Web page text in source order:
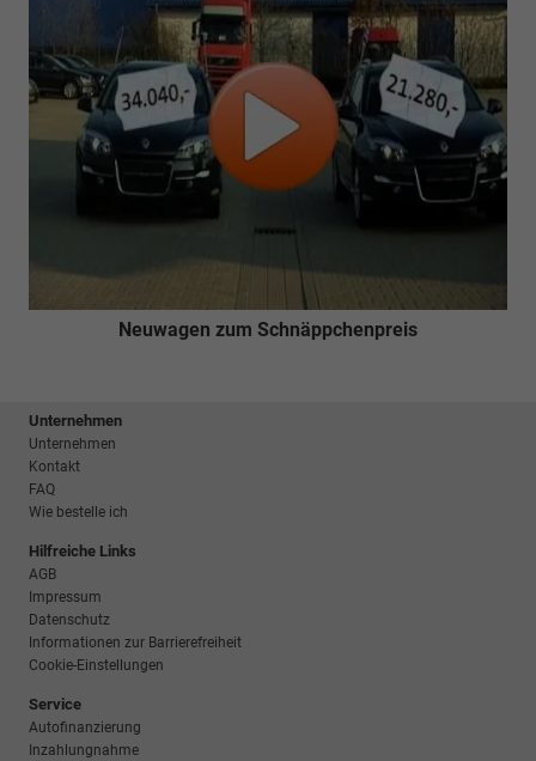
Neuwagen zum Schnäppchenpreis
Unternehmen
Unternehmen
Kontakt
FAQ
Wie bestelle ich
Hilfreiche Links
AGB
Impressum
Datenschutz
Informationen zur Barrierefreiheit
Cookie-Einstellungen
Service
Autofinanzierung
Inzahlungnahme